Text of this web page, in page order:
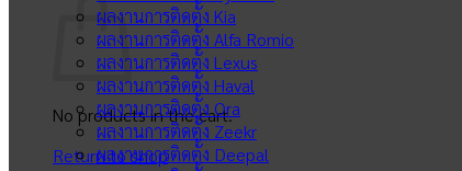
No products in the cart.
Return to shop
ผลงานการติดตั้ง Kia
ผลงานการติดตั้ง Alfa Romio
ผลงานการติดตั้ง Lexus
ผลงานการติดตั้ง Haval
ผลงานการติดตั้ง Ora
ผลงานการติดตั้ง Zeekr
ผลงานการติดตั้ง Deepal